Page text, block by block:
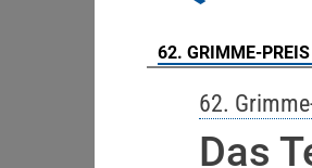
62. GRIMME-
62.
Das